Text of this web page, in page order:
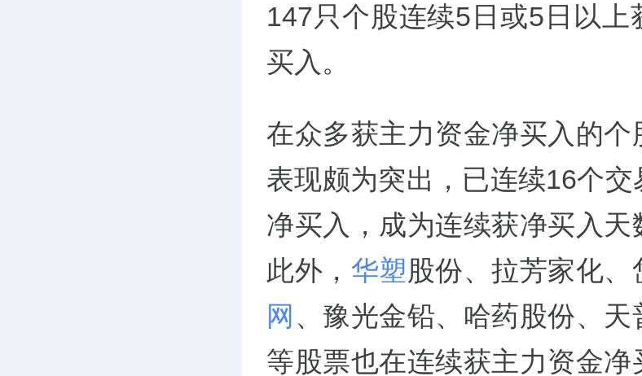
147只个股连续5日或5日以上
买入。
在众多获主力资金净买入的个
表现颇为突出，已连续16个
净买入，成为连续获净买入天
此外， 华塑股份、拉芳家化、
网 、豫光金铅、哈药股份、天
等股票也在连续获主力资金净